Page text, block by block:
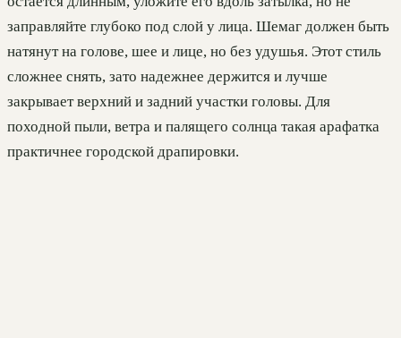
заправляйте глубоко под слой у лица. Шемаг должен быть
натянут на голове, шее и лице, но без удушья. Этот стиль
сложнее снять, зато надежнее держится и лучше
закрывает верхний и задний участки головы. Для
походной пыли, ветра и палящего солнца такая арафатка
практичнее городской драпировки.